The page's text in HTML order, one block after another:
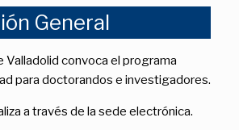
General
Valladolid convoca el programa
para doctorandos e investigadores.
a través de la sede electrónica.